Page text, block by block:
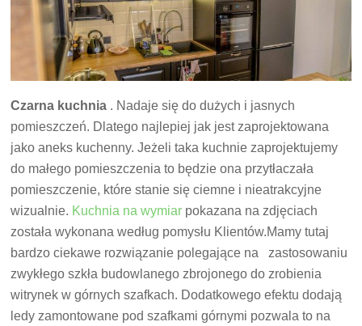
Czarna kuchnia . Nadaje się do dużych i jasnych
pomieszczeń. Dlatego najlepiej jak jest zaprojektowana
jako aneks kuchenny. Jeżeli taka kuchnie zaprojektujemy
do małego pomieszczenia to będzie ona przytłaczała
pomieszczenie, które stanie się ciemne i nieatrakcyjne
wizualnie. Kuchnia na wymiar pokazana na zdjęciach
została wykonana według pomysłu Klientów.Mamy tutaj
bardzo ciekawe rozwiązanie polegające na zastosowaniu
zwykłego szkła budowlanego zbrojonego do zrobienia
witrynek w górnych szafkach. Dodatkowego efektu dodają
ledy zamontowane pod szafkami górnymi pozwala to na